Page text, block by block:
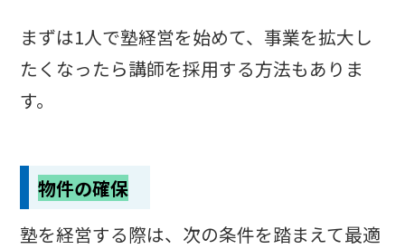
まずは1人で塾経営を始めて、事業を拡大し
たくなったら講師を採用する方法もありま
す。
物件の確保
塾を経営する際は、次の条件を踏まえて最適